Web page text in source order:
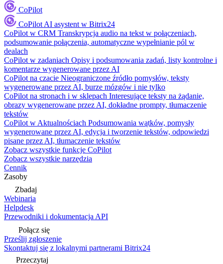
CoPilot
CoPilot AI asystent w Bitrix24
CoPilot w CRM Transkrypcja audio na tekst w połączeniach,
podsumowanie połączenia, automatyczne wypełnianie pól w
dealach
CoPilot w zadaniach Opisy i podsumowania zadań, listy kontrolne i
komentarze wygenerowane przez AI
CoPilot na czacie Nieograniczone źródło pomysłów, teksty
wygenerowane przez AI, burze mózgów i nie tylko
CoPilot na stronach i w sklepach Interesujące teksty na żądanie,
obrazy wygenerowane przez AI, dokładne prompty, tłumaczenie
tekstów
CoPilot w Aktualnościach Podsumowania wątków, pomysły
wygenerowane przez AI, edycja i tworzenie tekstów, odpowiedzi
pisane przez AI, tłumaczenie tekstów
Zobacz wszystkie funkcje CoPilot
Zobacz wszystkie narzędzia
Cennik
Zasoby
Zbadaj
Webinaria
Helpdesk
Przewodniki i dokumentacja API
Połącz się
Prześlij zgłoszenie
Skontaktuj się z lokalnymi partnerami Bitrix24
Przeczytaj